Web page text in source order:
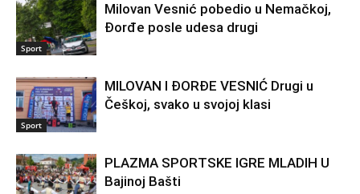
Sport
Milovan Vesnić pobedio u Nemačkoj,
Đorđe posle udesa drugi
Sport
MILOVAN I ĐORĐE VESNIĆ Drugi u
Češkoj, svako u svojoj klasi
PLAZMA SPORTSKE IGRE MLADIH U
Bajinoj Bašti